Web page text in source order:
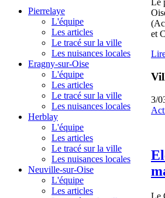
Le
et
3/
Le
Pierrelaye
L'équipe
Les articles
Le tracé sur la ville
Les nuisances locales
Eragny-sur-Oise
L'équipe
Les articles
Le tracé sur la ville
Les nuisances locales
Herblay
L'équipe
Les articles
Le tracé sur la ville
Les nuisances locales
Neuville-sur-Oise
L'équipe
Les articles